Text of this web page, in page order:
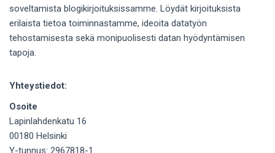
soveltamista blogikirjoituksissamme. Löydät kirjoituksista
erilaista tietoa toiminnastamme, ideoita datatyön
tehostamisesta sekä monipuolisesti datan hyödyntämisen
tapoja.
Yhteystiedot:
Osoite
Lapinlahdenkatu 16
00180 Helsinki
Y-tunnus: 2967818-1